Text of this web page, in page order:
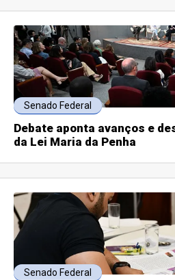
Senado Federal
Debate aponta avanços e
da Lei Maria da Penha
Senado Federal